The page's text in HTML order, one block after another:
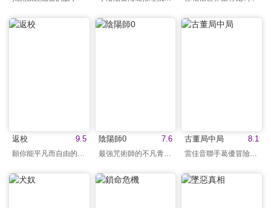
9.5
返校
願你能平凡而自由的活著
7.6
陰陽師0
最強咒術師的不凡青春！
8.1
古董局中局
雷佳音聯手葛優冒險鉅作